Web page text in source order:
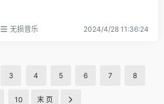
无损音乐 2024/4/28 11:36:24
3 4 5 6 7 8
10 末 页